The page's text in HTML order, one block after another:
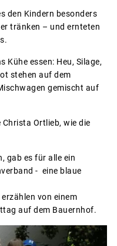
den Kindern besonders
tränken – und ernteten
Kühe essen: Heu, Silage,
stehen auf dem
gemischt auf
Ortlieb, wie die
gab es für alle ein
- eine blaue
von einem
auf dem Bauernhof.